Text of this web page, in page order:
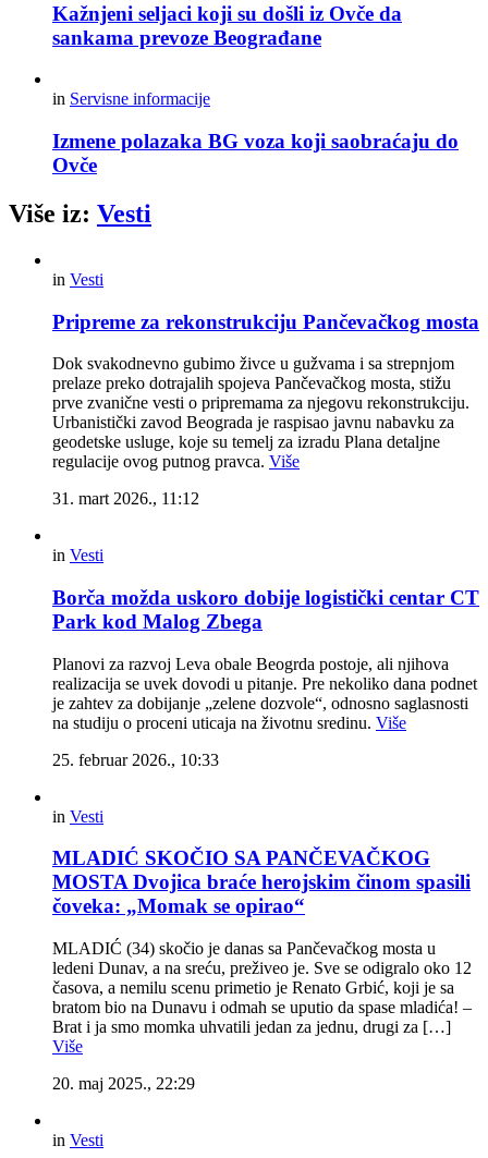
Kažnjeni seljaci koji su došli iz Ovče da
sankama prevoze Beograđane
in Servisne informacije
Izmene polazaka BG voza koji saobraćaju do
Ovče
Više iz: Vesti
in Vesti
Pripreme za rekonstrukciju Pančevačkog mosta
Dok svakodnevno gubimo živce u gužvama i sa strepnjom
prelaze preko dotrajalih spojeva Pančevačkog mosta, stižu
prve zvanične vesti o pripremama za njegovu rekonstrukciju.
Urbanistički zavod Beograda je raspisao javnu nabavku za
geodetske usluge, koje su temelj za izradu Plana detaljne
regulacije ovog putnog pravca. Više
31. mart 2026., 11:12
in Vesti
Borča možda uskoro dobije logistički centar CT
Park kod Malog Zbega
Planovi za razvoj Leva obale Beogrda postoje, ali njihova
realizacija se uvek dovodi u pitanje. Pre nekoliko dana podnet
je zahtev za dobijanje „zelene dozvole“, odnosno saglasnosti
na studiju o proceni uticaja na životnu sredinu. Više
25. februar 2026., 10:33
in Vesti
MLADIĆ SKOČIO SA PANČEVAČKOG
MOSTA Dvojica braće herojskim činom spasili
čoveka: „Momak se opirao“
MLADIĆ (34) skočio je danas sa Pančevačkog mosta u
ledeni Dunav, a na sreću, preživeo je. Sve se odigralo oko 12
časova, a nemilu scenu primetio je Renato Grbić, koji je sa
bratom bio na Dunavu i odmah se uputio da spase mladića! –
Brat i ja smo momka uhvatili jedan za jednu, drugi za […]
Više
20. maj 2025., 22:29
in Vesti